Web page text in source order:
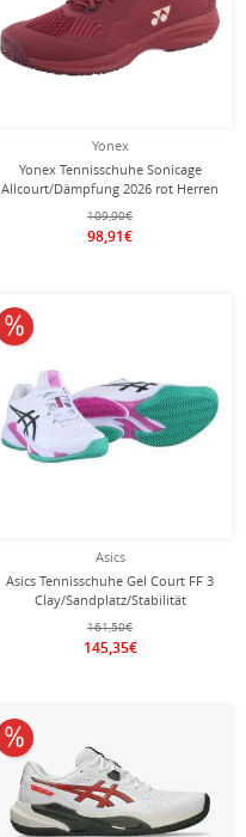
Yonex
Yonex Tennisschuhe Sonicage
Allcourt/Dämpfung 2026 rot Herren
109,90€
98,91€
Asics
Asics Tennisschuhe Gel Court FF 3
Clay/Sandplatz/Stabilität
weiss/violett Herren
161,50€
145,35€
10% reduziert
10% reduziert